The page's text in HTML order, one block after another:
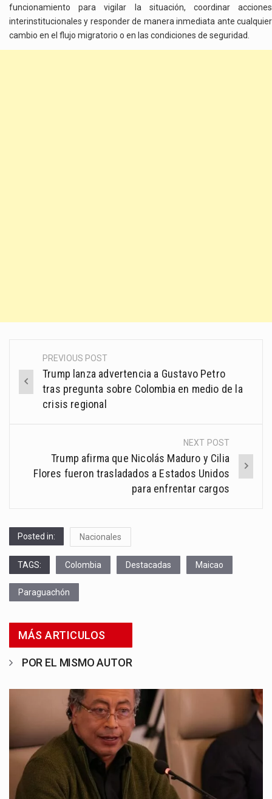
funcionamiento para vigilar la situación, coordinar acciones
interinstitucionales y responder de manera inmediata ante cualquier
cambio en el flujo migratorio o en las condiciones de seguridad.
Post
navigation
PREVIOUS POST
Trump lanza advertencia a Gustavo Petro
tras pregunta sobre Colombia en medio de la
crisis regional
NEXT POST
Trump afirma que Nicolás Maduro y Cilia
Flores fueron trasladados a Estados Unidos
para enfrentar cargos
Posted in: Nacionales
TAGS: Colombia Destacadas Maicao
Paraguachón
MÁS ARTICULOS
POR EL MISMO AUTOR